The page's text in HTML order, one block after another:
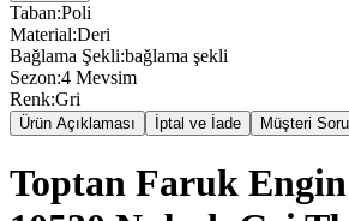
Taban:Poli
Material:Deri
Bağlama Şekli:bağlama şekli
Sezon:4 Mevsim
Renk:Gri
Ürün Açıklaması İptal ve İade Müşteri
Toptan Faruk